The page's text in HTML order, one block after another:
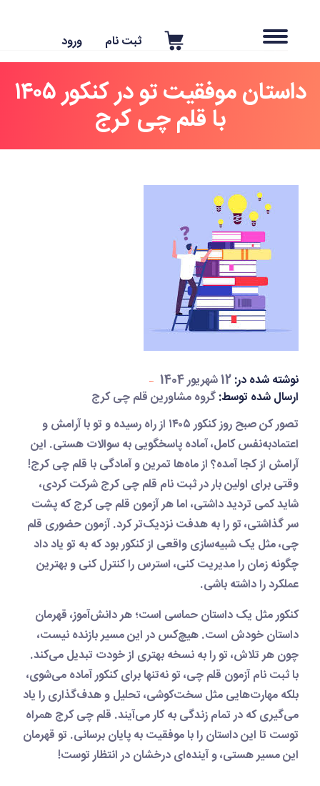
ثبت نام
داستان موفقیت تو در کنکور ۱۴۰۵
با قلم چی کرج
نوشته شده در:12 شهریور 1404
ارسال شده توسط:گروه مشاورین قلم چی کرج
تصور کن صبح روز کنکور ۱۴۰۵ از راه رسیده و تو با آرامش و
اعتمادبه‌نفس کامل، آماده پاسخگویی به سوالات هستی. این
آرامش از کجا آمده؟ از ماه‌ها تمرین و آمادگی باقلم چی کرج!
وقتی برای اولین بار درثبت نام قلم چی کرجشرکت کردی،
شاید کمی تردید داشتی، اما هرآزمون قلم چی کرجکه پشت
سر گذاشتی، تو را به هدفت نزدیک‌تر کرد.آزمون حضوری قلم
، مثل یک شبیه‌سازی واقعی از کنکور بود که به تو یاد داد
چگونه زمان را مدیریت کنی، استرس را کنترل کنی و بهترین
عملکرد را داشته باشی.
کنکور مثل یک داستان حماسی است؛ هر دانش‌آموز، قهرمان
داستان خودش است. هیچ‌کس در این مسیر بازنده نیست،
چون هر تلاش، تو را به نسخه بهتری از خودت تبدیل می‌کند.
ثبت نام آزمون قلم چی، تو نه‌تنها برای کنکور آماده می‌شوی،
بلکه مهارت‌هایی مثل سخت‌کوشی، تحلیل و هدف‌گذاری را یاد
می‌گیری که در تمام زندگی به کار می‌آیند.قلم چی کرجهمراه
توست تا این داستان را با موفقیت به پایان برسانی. تو قهرمان
این مسیر هستی، و آینده‌ای درخشان در انتظار توست!